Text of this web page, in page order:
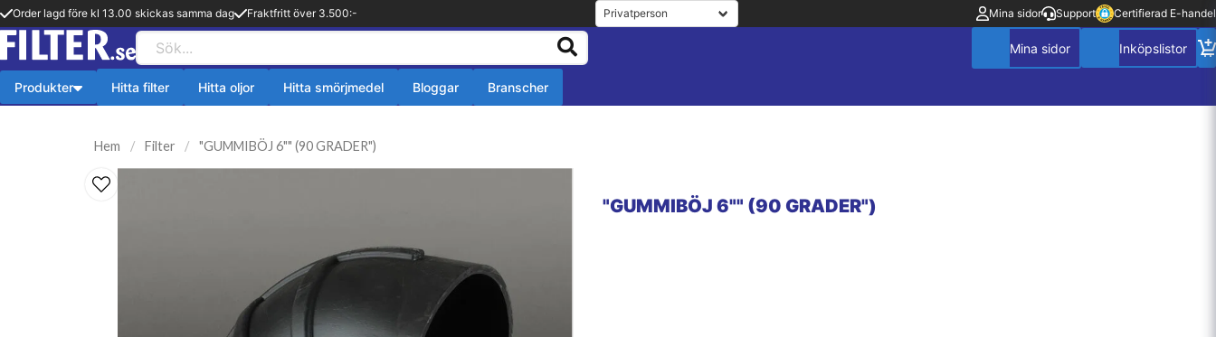
Order lagd före kl 13.00 skickas samma dag Fraktfritt över 3.500:- Mina sidor Support Certifierad E-handel
Produkter
Övriga produkter
Hitta filter Hitta oljor Hitta smörjmedel Bloggar Branscher
Hem Filter "GUMMIBÖJ 6"" (90 GRADER")
"GUMMIBÖJ 6"" (90 GRADER")